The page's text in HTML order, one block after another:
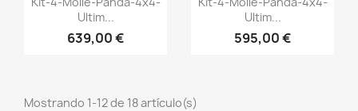
+1
Ultim...
639,00 € +1
Ultim...
595,00 €
Mostrando 1-12 de 18 artículo(s)